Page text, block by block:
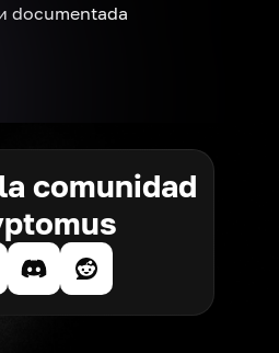
documentada
comunidad